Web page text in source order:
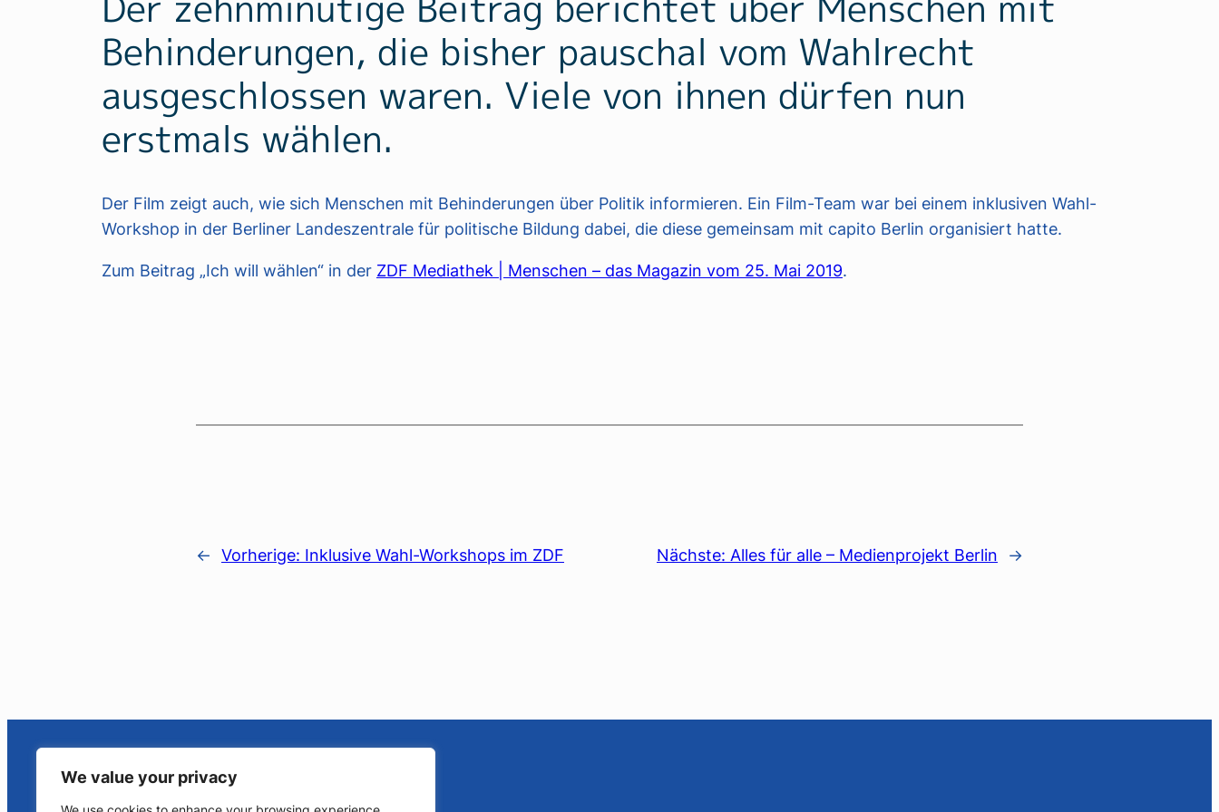
We value your privacy
Behinderungen, die bisher pauschal vom Wahlrecht
ausgeschlossen waren. Viele von ihnen dürfen nun
erstmals wählen.
Der Film zeigt auch, wie sich Menschen mit Behinderungen über Politik informieren. Ein Film-Team war bei einem inklusiven Wahl-
Workshop in der Berliner Landeszentrale für politische Bildung dabei, die diese gemeinsam mit capito Berlin organisiert hatte.
Zum Beitrag „Ich will wählen“ in der ZDF Mediathek | Menschen – das Magazin vom 25. Mai 2019.
← Vorherige: Inklusive Wahl-Workshops im ZDF Nächste: Alles für alle – Medienprojekt Berlin →